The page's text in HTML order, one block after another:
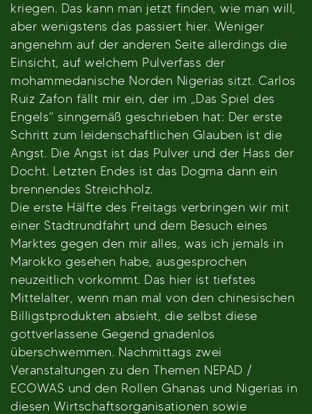
kriegen. Das kann man jetzt finden, wie man will,
aber wenigstens das passiert hier. Weniger
angenehm auf der anderen Seite allerdings die
Einsicht, auf welchem Pulverfass der
mohammedanische Norden Nigerias sitzt. Carlos
Ruiz Zafon fällt mir ein, der im „Das Spiel des
Engels“ sinngemäß geschrieben hat: Der erste
Schritt zum leidenschaftlichen Glauben ist die
Angst. Die Angst ist das Pulver und der Hass der
Docht. Letzten Endes ist das Dogma dann ein
brennendes Streichholz.
Die erste Hälfte des Freitags verbringen wir mit
einer Stadtrundfahrt und dem Besuch eines
Marktes gegen den mir alles, was ich jemals in
Marokko gesehen habe, ausgesprochen
neuzeitlich vorkommt. Das hier ist tiefstes
Mittelalter, wenn man mal von den chinesischen
Billigstprodukten absieht, die selbst diese
gottverlassene Gegend gnadenlos
überschwemmen. Nachmittags zwei
Veranstaltungen zu den Themen NEPAD /
ECOWAS und den Rollen Ghanas und Nigerias in
diesen Wirtschaftsorganisationen sowie